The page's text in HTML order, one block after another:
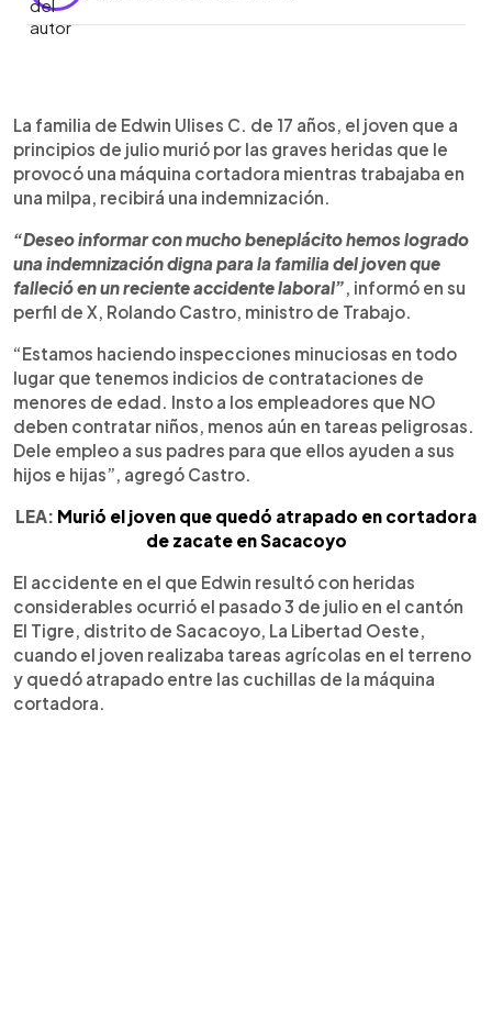
► Escuchar artículo
La familia de Edwin Ulises C. de 17 años, el joven que a
principios de julio murió por las graves heridas que le
provocó una máquina cortadora mientras trabajaba en
una milpa, recibirá una indemnización.
“Deseo informar con mucho beneplácito hemos logrado
una indemnización digna para la familia del joven que
falleció en un reciente accidente laboral” , informó en su
perfil de X, Rolando Castro, ministro de Trabajo.
“Estamos haciendo inspecciones minuciosas en todo
lugar que tenemos indicios de contrataciones de
menores de edad. Insto a los empleadores que NO
deben contratar niños, menos aún en tareas peligrosas.
Dele empleo a sus padres para que ellos ayuden a sus
hijos e hijas”, agregó Castro.
LEA: Murió el joven que quedó atrapado en cortadora
de zacate en Sacacoyo
El accidente en el que Edwin resultó con heridas
considerables ocurrió el pasado 3 de julio en el cantón
El Tigre, distrito de Sacacoyo, La Libertad Oeste,
cuando el joven realizaba tareas agrícolas en el terreno
y quedó atrapado entre las cuchillas de la máquina
cortadora.